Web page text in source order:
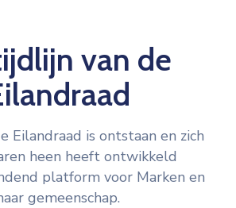
van de
Eilandraad is ontstaan en zich
heen heeft ontwikkeld
platform voor Marken en
gemeenschap.